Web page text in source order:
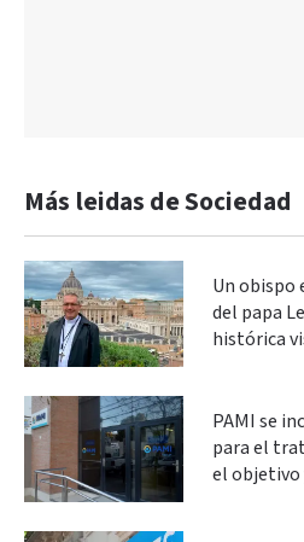
Más leidas de Sociedad
Un
del papa
histórica
PAMI se
para el
el objetivo